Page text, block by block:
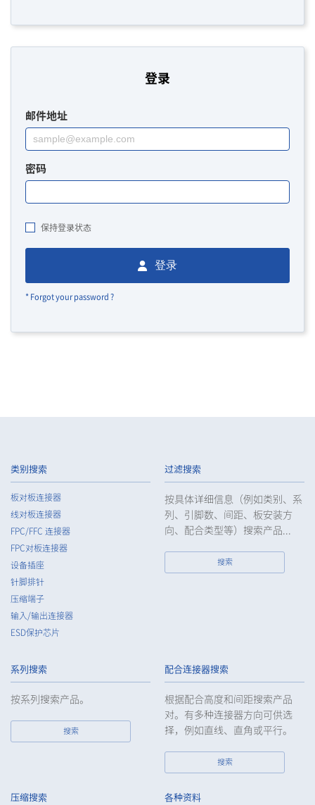
登录
邮件地址
密码
保持登录状态
登录
* Forgot your password ?
类别搜索
板对板连接器
线对板连接器
FPC/FFC 连接器
FPC对板连接器
设备插座
针脚排针
压缩端子
输入/输出连接器
ESD保护芯片
过滤搜索
按具体详细信息（例如类别、系
列、引脚数、间距、板安装方
向、配合类型等）搜索产品...
搜索
系列搜索
按系列搜索产品。
搜索
配合连接器搜索
根据配合高度和间距搜索产品
对。有多种连接器方向可供选
择，例如直线、直角或平行。
搜索
压缩搜索 各种资料